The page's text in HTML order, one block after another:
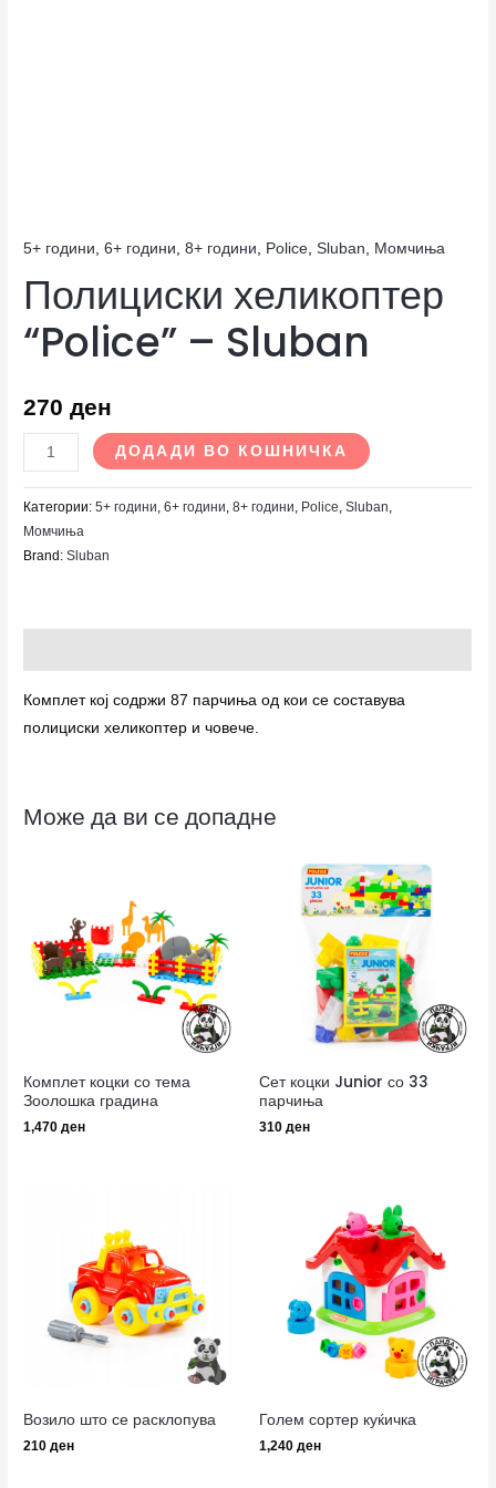
5+ години,6+ години,8+ години, Police,Sluban, Момчиња
Полициски хеликоптер
“Police” – Sluban
270ден
ДОДАДИ ВО КОШНИЧКА
Категории:5+ години,6+ години,8+ години, Police,Sluban,
Момчиња
Brand:Sluban
Комплет кој содржи 87 парчиња од кои се составува
полициски хеликоптер и човече.
Може да ви се допадне
Комплет коцки со тема
Зоолошка градина
1,470ден
Сет коцки Junior со 33
парчиња
310 ден
Возило што се расклопува
210ден
Голем сортер куќичка
1,240 ден